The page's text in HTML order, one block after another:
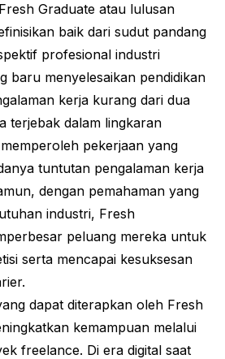
Fresh Graduate atau lulusan
baik dari sudut pandang
profesional industri
baru menyelesaikan pendidikan
kerja kurang dari dua
terjebak dalam lingkaran
pekerjaan yang
tuntutan pengalaman kerja
dengan pemahaman yang
industri, Fresh
peluang mereka untuk
serta mencapai kesuksesan
dapat diterapkan oleh Fresh
kemampuan melalui
freelance. Di era digital saat